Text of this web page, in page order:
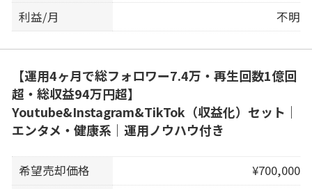
利益/月
不明
【運用4ヶ月で総フォロワー7.4万・再生回数1億回
超・総収益94万円超】
Youtube&Instagram&TikTok（収益化）セット｜
エンタメ・健康系｜運用ノウハウ付き
希望売却価格
¥700,000